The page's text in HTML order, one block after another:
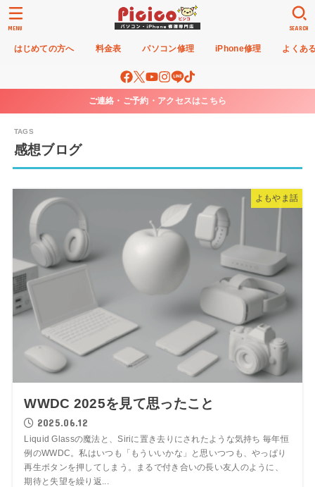
はじめての方へ 料金表 パソコン修理 iPhone修理 よくあ
SEARCH
MENU
ご連絡・ご予約・アクセスはこちら
感想ブログ
よもやま話
WWDC 2025を見て思ったこと
2025.06.12
Liquid Glassの魔法と、Siriに置き去りにされたような気持ち 毎年恒
例のWWDC。私はいつも「もういいかな」と思いつつも、やっぱり
再生ボタンを押してしまう。まるで付き合いの長い友人のように、
期待と失望を繰り返...